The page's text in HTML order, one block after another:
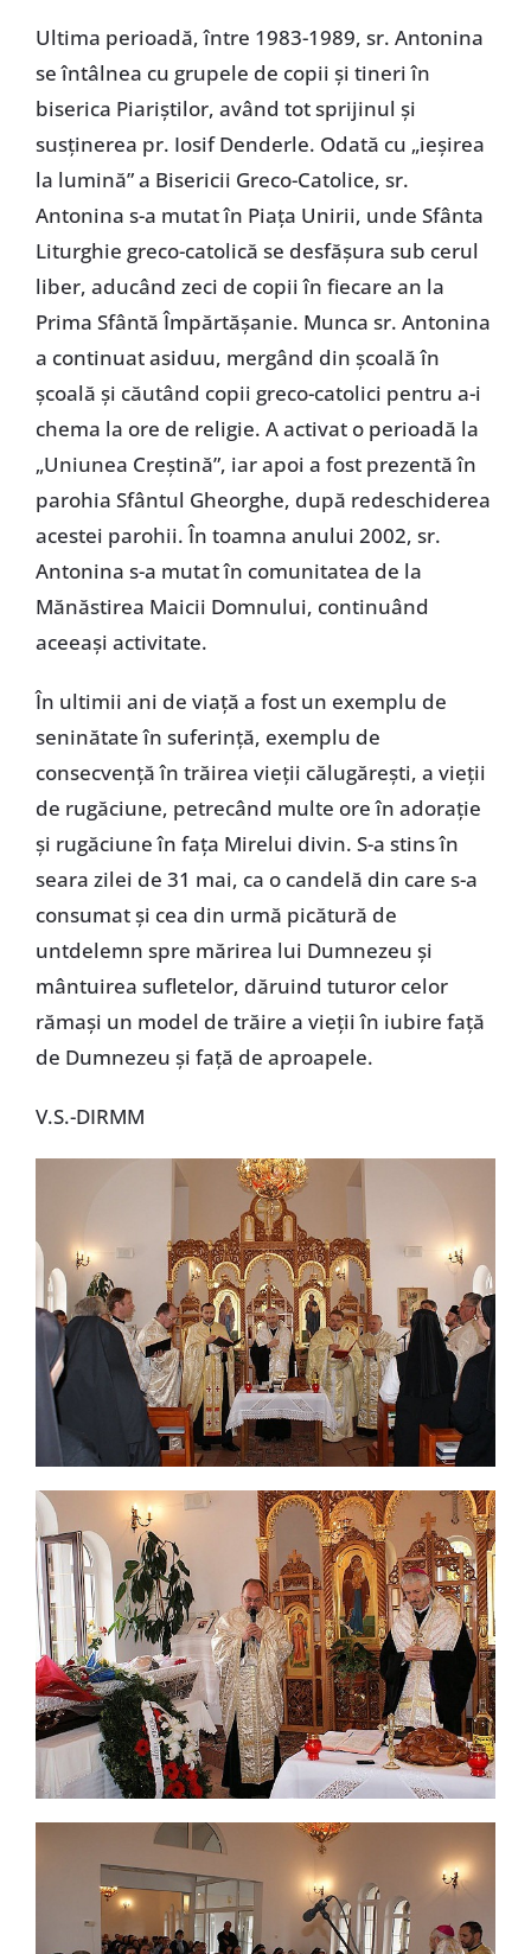
Ultima perioadă, între 1983-1989, sr. Antonina
se întâlnea cu grupele de copii şi tineri în
biserica Piariştilor, având tot sprijinul şi
susţinerea pr. Iosif Denderle. Odată cu „ieşirea
la lumină” a Bisericii Greco-Catolice, sr.
Antonina s-a mutat în Piaţa Unirii, unde Sfânta
Liturghie greco-catolică se desfăşura sub cerul
liber, aducând zeci de copii în fiecare an la
Prima Sfântă Împărtăşanie. Munca sr. Antonina
a continuat asiduu, mergând din şcoală în
şcoală şi căutând copii greco-catolici pentru a-i
chema la ore de religie. A activat o perioadă la
„Uniunea Creştină”, iar apoi a fost prezentă în
parohia Sfântul Gheorghe, după redeschiderea
acestei parohii. În toamna anului 2002, sr.
Antonina s-a mutat în comunitatea de la
Mănăstirea Maicii Domnului, continuând
aceeaşi activitate.
În ultimii ani de viaţă a fost un exemplu de
seninătate în suferinţă, exemplu de
consecvenţă în trăirea vieţii călugăreşti, a vieţii
de rugăciune, petrecând multe ore în adoraţie
şi rugăciune în faţa Mirelui divin. S-a stins în
seara zilei de 31 mai, ca o candelă din care s-a
consumat şi cea din urmă picătură de
untdelemn spre mărirea lui Dumnezeu şi
mântuirea sufletelor, dăruind tuturor celor
rămaşi un model de trăire a vieţii în iubire faţă
de Dumnezeu şi faţă de aproapele.
V.S.-DIRMM